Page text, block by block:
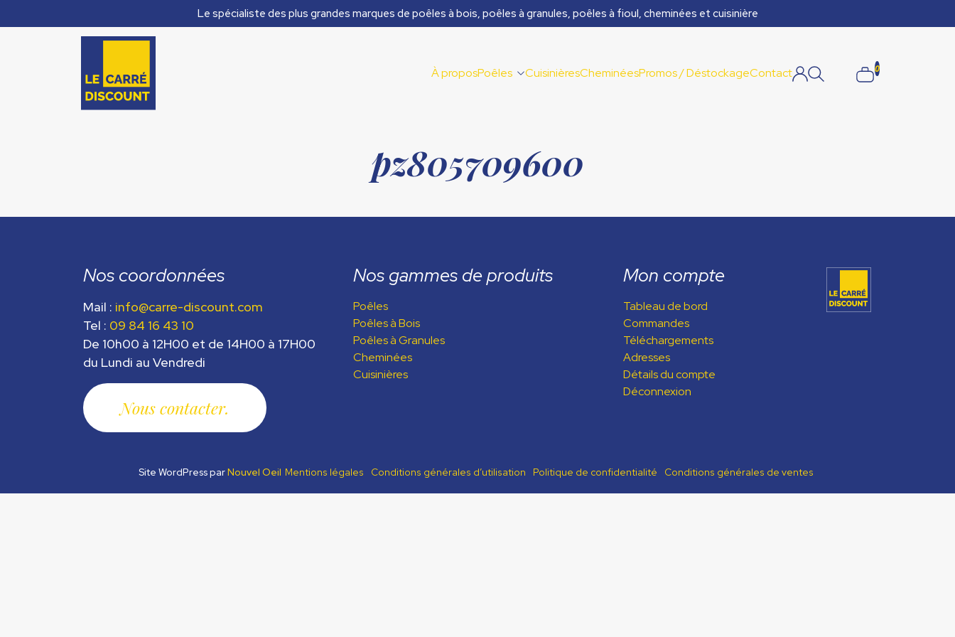
Le spécialiste des plus grandes marques de poêles à bois, poêles à granules, poêles à fioul, cheminées et cuisinière
À proposPoêles CuisinièresCheminéesPromos / DéstockageContact 0
pz805709600
Nos coordonnées
Mail : info@carre-discount.com
Tel : 09 84 16 43 10
De 10h00 à 12H00 et de 14H00 à 17H00
du Lundi au Vendredi
Nous contacter
Nos gammes de produits
Poêles
Poêles à Bois
Poêles à Granules
Cheminées
Cuisinières
Mon compte
Tableau de bord
Commandes
Téléchargements
Adresses
Détails du compte
Déconnexion
Site WordPress parNouvel Oeil Mentions légales Conditions générales d’utilisation Politique de confidentialité Conditions générales de ventes